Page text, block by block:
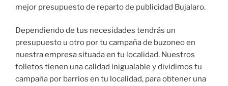
mejor presupuesto de reparto de publicidad Bujalaro.
Dependiendo de tus necesidades tendrás un
presupuesto u otro por tu campaña de buzoneo en
nuestra empresa situada en tu localidad. Nuestros
folletos tienen una calidad inigualable y dividimos tu
campaña por barrios en tu localidad, para obtener una